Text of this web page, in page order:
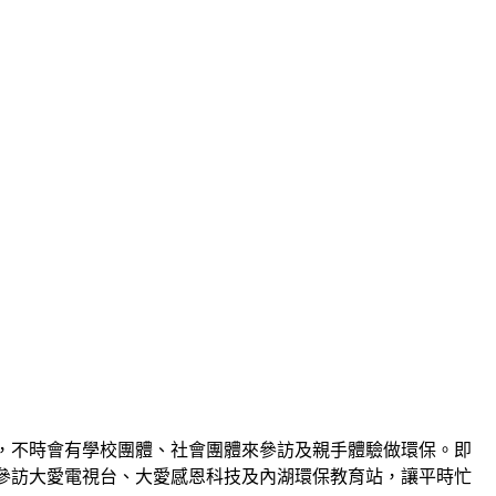
時會有學校團體、社會團體來參訪及親手體驗做環保。即
大愛電視台、大愛感恩科技及內湖環保教育站，讓平時忙